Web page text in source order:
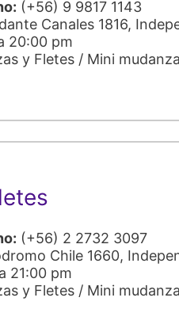
(+56) 9 9817 1143
Canales 1816,
20:00 pm
y Fletes / Mini mudanza
(+56) 2 2732 3097
Chile 1660,
21:00 pm
y Fletes / Mini mudanza